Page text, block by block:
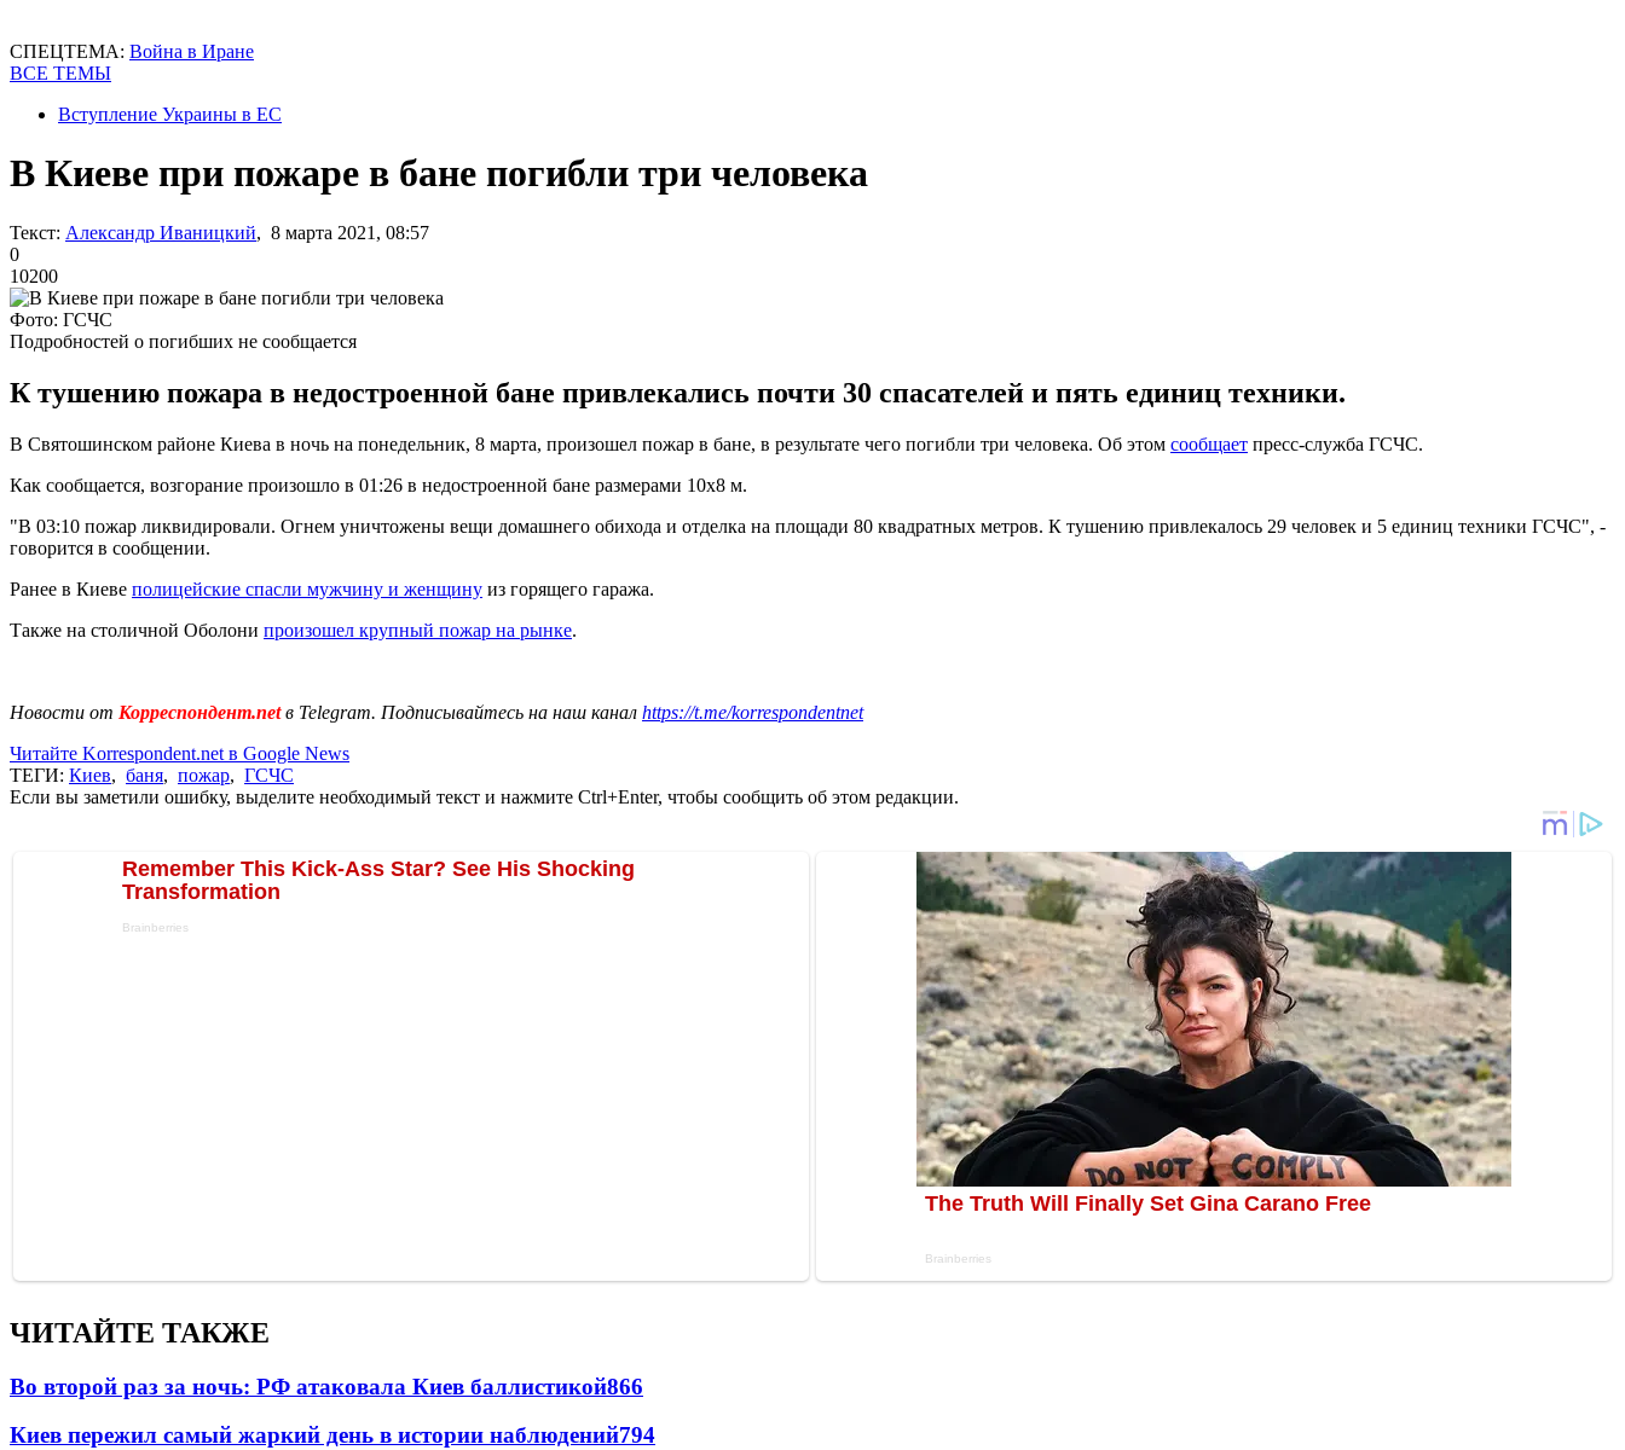
СПЕЦТЕМА: Война в Иране
ВСЕ ТЕМЫ
Вступление Украины в ЕС
В Киеве при пожаре в бане погибли три человека
Текст: Александр Иваницкий, 8 марта 2021, 08:57
0
10200
Фото: ГСЧС
Подробностей о погибших не сообщается
К тушению пожара в недостроенной бане привлекались почти 30 спасателей и пять единиц техники.
В Святошинском районе Киева в ночь на понедельник, 8 марта, произошел пожар в бане, в результате чего погибли три человека. Об этом сообщает пресс-служба ГСЧС.
Как сообщается, возгорание произошло в 01:26 в недостроенной бане размерами 10х8 м.
"В 03:10 пожар ликвидировали. Огнем уничтожены вещи домашнего обихода и отделка на площади 80 квадратных метров. К тушению привлекалось 29 человек и 5 единиц техники ГСЧС", -
говорится в сообщении.
Ранее в Киеве полицейские спасли мужчину и женщину из горящего гаража.
Также на столичной Оболони произошел крупный пожар на рынке.
Новости от Корреспондент.netв Telegram. Подписывайтесь на наш канал https://t.me/korrespondentnet
Читайте Korrespondent.net в Google News
ТЕГИ: Киев, баня, пожар, ГСЧС
Если вы заметили ошибку, выделите необходимый текст и нажмите Ctrl+Enter, чтобы сообщить об этом редакции.
ЧИТАЙТЕ ТАКЖЕ
Во второй раз за ночь: РФ атаковала Киев баллистикой866
Киев пережил самый жаркий день в истории наблюдений794